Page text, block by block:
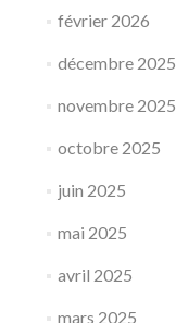
février 2026
décembre 2025
novembre 2025
octobre 2025
juin 2025
mai 2025
avril 2025
mars 2025